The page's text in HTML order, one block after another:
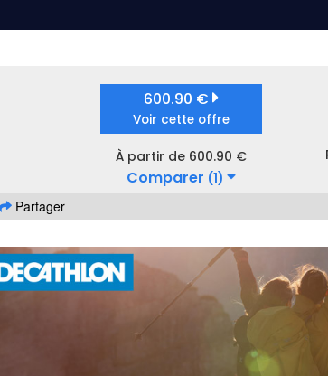
600.90 €
Voir cette offre
À partir de 600.90 €
Comparer (1)
Partager